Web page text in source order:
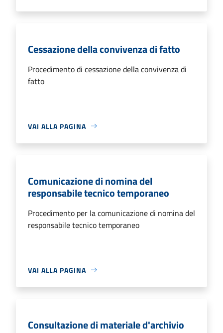
Cessazione della convivenza di fatto
Procedimento di cessazione della convivenza di
fatto
VAI ALLA PAGINA
Comunicazione di nomina del
responsabile tecnico temporaneo
Procedimento per la comunicazione di nomina del
responsabile tecnico temporaneo
VAI ALLA PAGINA
Consultazione di materiale d'archivio